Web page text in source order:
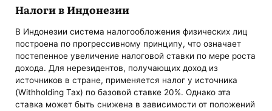
Налоги в Индонезии
В Индонезии система налогообложения физических лиц
построена по прогрессивному принципу, что означает
постепенное увеличение налоговой ставки по мере роста
дохода. Для нерезидентов, получающих доход из
источников в стране, применяется налог у источника
(Withholding Tax) по базовой ставке 20%. Однако эта
ставка может быть снижена в зависимости от положений